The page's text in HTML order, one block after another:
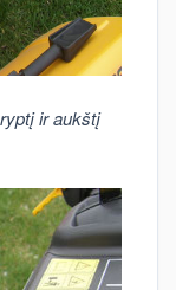
ir aukštį